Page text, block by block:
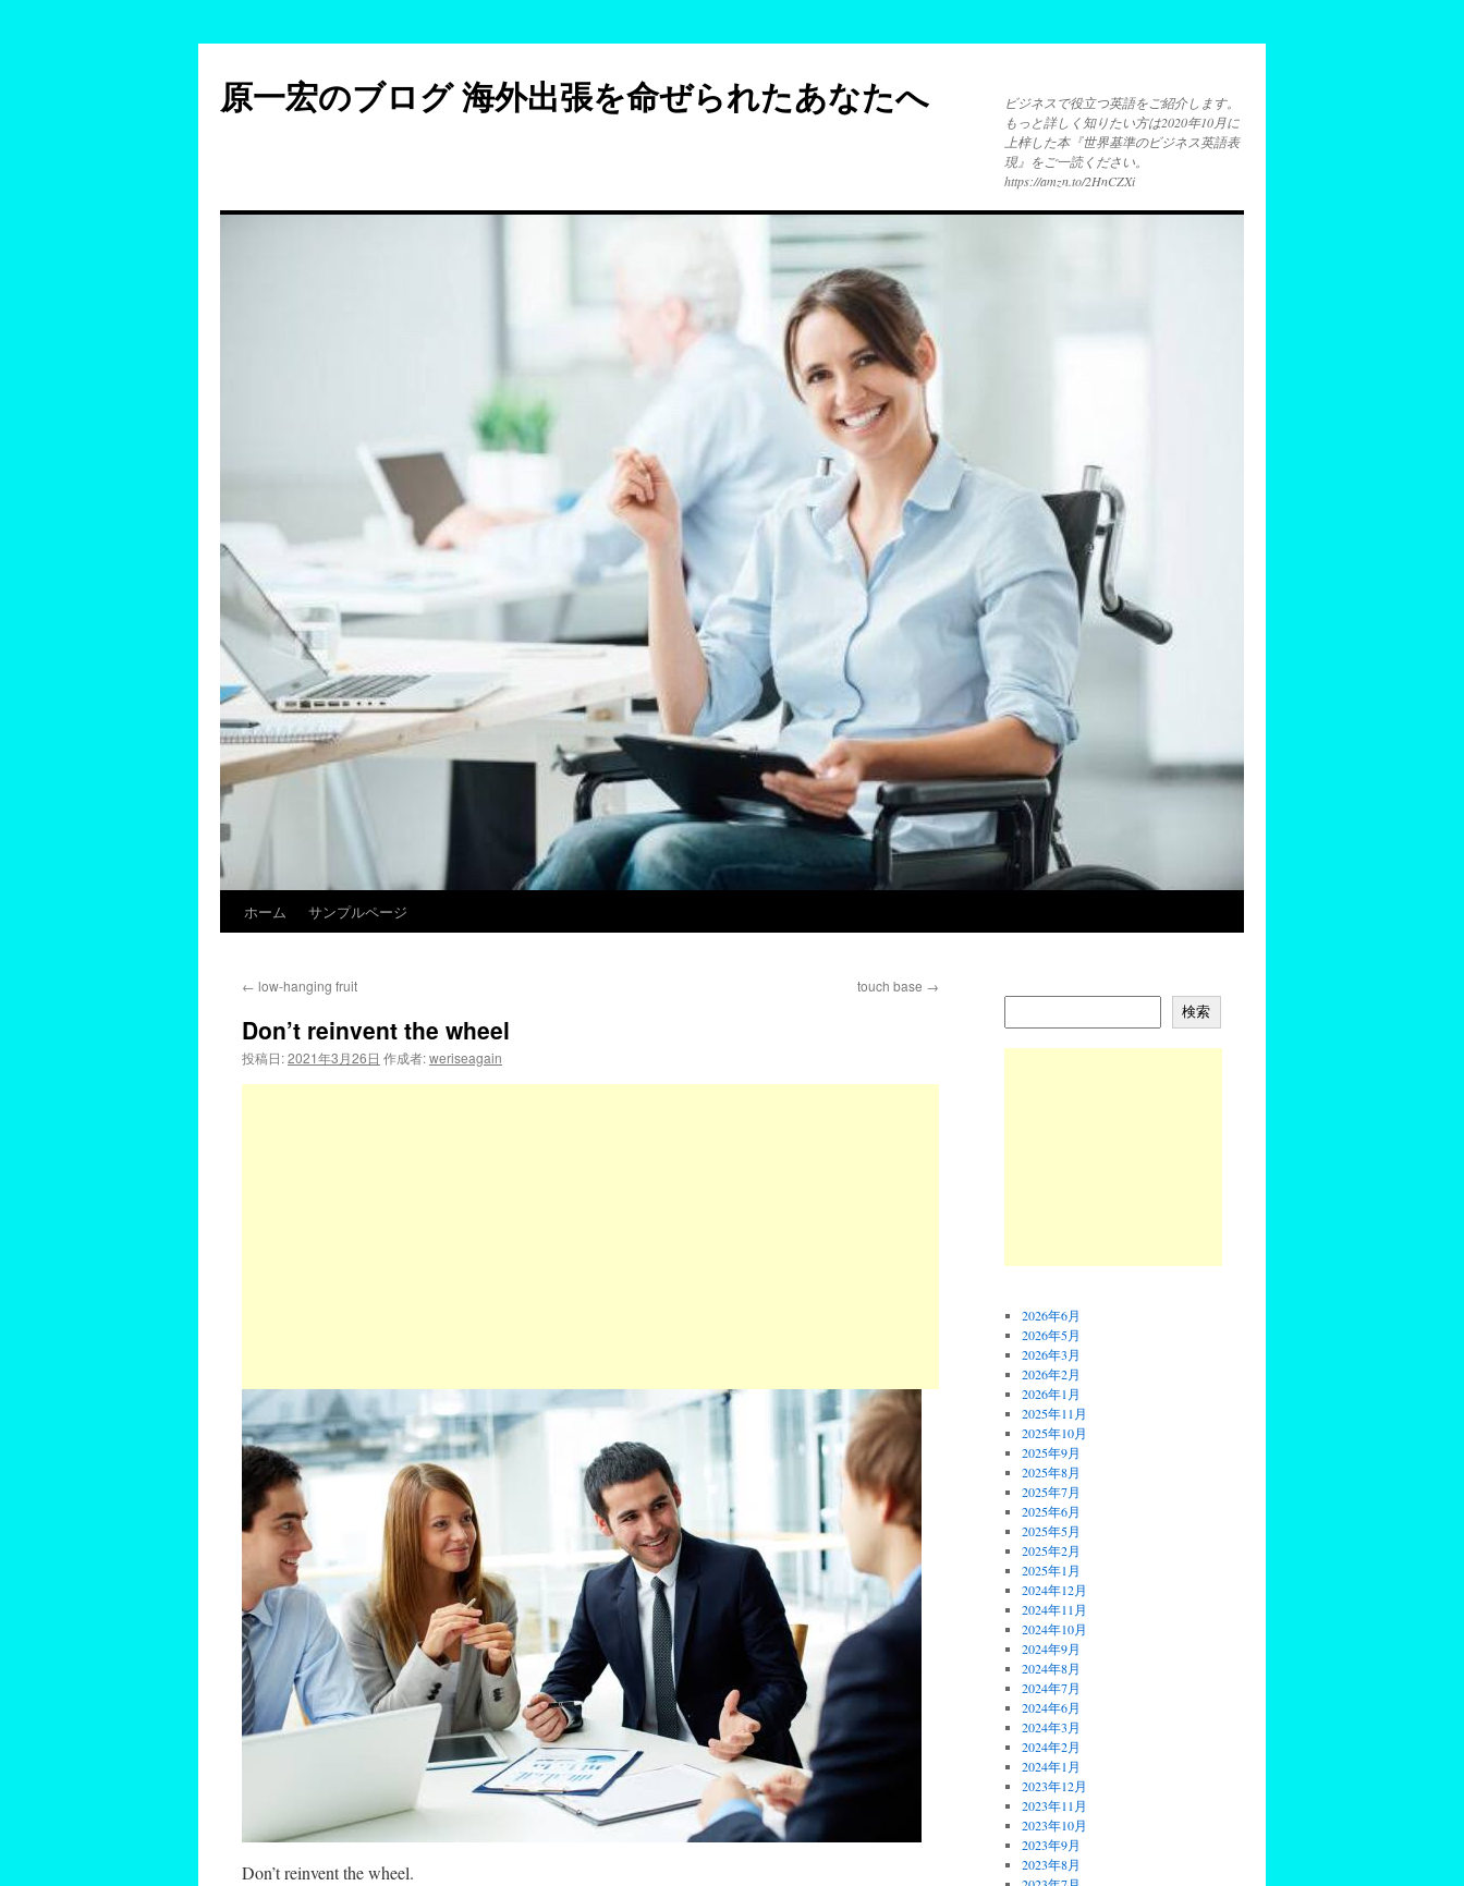
テ
ン
ッ
原一宏のブログ 海外出張を命ぜられたあなたへ
ビジネスで役立つ英語をご紹介します。
もっと詳しく知りたい方は2020年10月に
上梓した本『世界基準のビジネス英語表
現』をご一読ください。
https://amzn.to/2HnCZXi
ホーム サンプルページ
← low-hanging fruit touch base →
Don’t reinvent the wheel
投稿日:2021年3月26日 作成者:weriseagain
Don’t reinvent the wheel.
検索
2026年6月
2026年5月
2026年3月
2026年2月
2026年1月
2025年11月
2025年10月
2025年9月
2025年8月
2025年7月
2025年6月
2025年5月
2025年2月
2025年1月
2024年12月
2024年11月
2024年10月
2024年9月
2024年8月
2024年7月
2024年6月
2024年3月
2024年2月
2024年1月
2023年12月
2023年11月
2023年10月
2023年9月
2023年8月